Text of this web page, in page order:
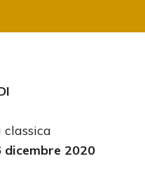
2020